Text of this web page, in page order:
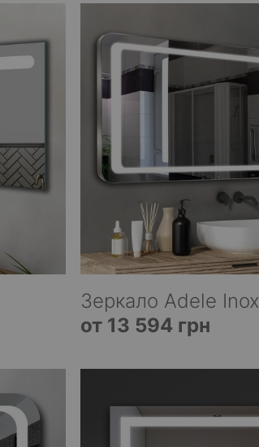
Зеркало Adele Inox
от 13 594 грн